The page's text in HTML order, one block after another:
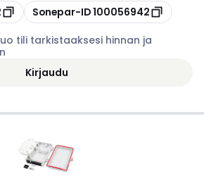
Kopioi
Sonepar-ID100056942
tili tarkistaaksesi hinnan ja
Kirjaudu